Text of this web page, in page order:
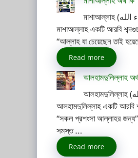
মাশাআল্লাহ (ما شاء الله) অর্থ কি?
মাশাআল্লাহ একটি আরবি
“আল্লাহ যা চেয়েছেন তাই
Read more
আলহামদুলিল্লাহ
আলহামদুলিল্লাহ (الحمد لله) অর্থ কি?
আলহামদুলিল্লাহ একটি আরবি
“সকল প্রশংসা আল্লাহর
সমস্ত ...
Read more